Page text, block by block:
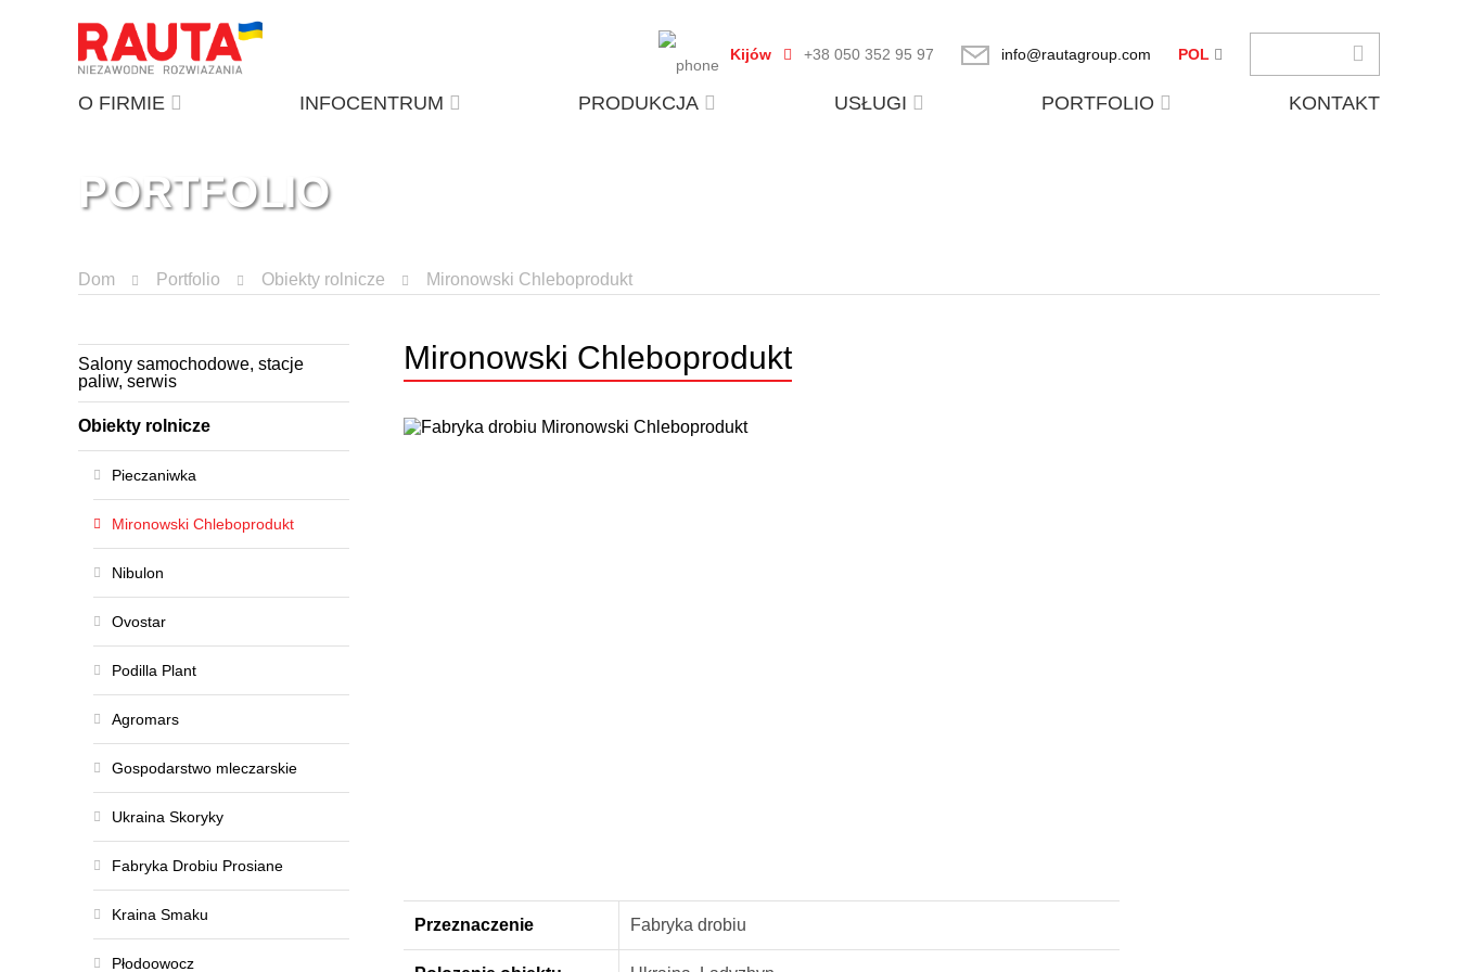
Kijów +38 050 352 95 97 info@rautagroup.com POL
O FIRMIE INFOCENTRUM PRODUKCJA USŁUGI PORTFOLIO KONTAKT
PORTFOLIO
Dom Portfolio Obiekty rolnicze Mironowski Chleboprodukt
Salony samochodowe, stacje
paliw, serwis
Obiekty rolnicze
Pieczaniwka
Mironowski Chleboprodukt
Nibulon
Ovostar
Podilla Plant
Agromars
Gospodarstwo mleczarskie
Ukraina Skoryky
Fabryka Drobiu Prosiane
Kraina Smaku
Płodoowocz
Mironowski Chleboprodukt
Przeznaczenie Fabryka drobiu